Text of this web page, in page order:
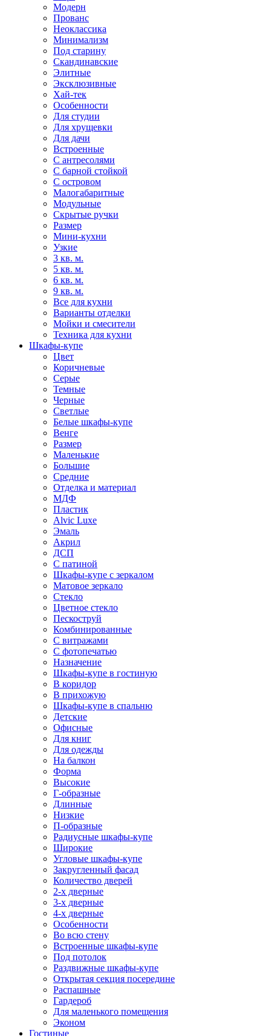
Модерн
Прованс
Неоклассика
Минимализм
Под старину
Скандинавские
Элитные
Эксклюзивные
Хай-тек
Особенности
Для студии
Для хрущевки
Для дачи
Встроенные
С антресолями
С барной стойкой
С островом
Малогабаритные
Модульные
Скрытые ручки
Размер
Мини-кухни
Узкие
3 кв. м.
5 кв. м.
6 кв. м.
9 кв. м.
Все для кухни
Варианты отделки
Мойки и смесители
Техника для кухни
Шкафы-купе
Цвет
Коричневые
Серые
Темные
Черные
Светлые
Белые шкафы-купе
Венге
Размер
Маленькие
Большие
Средние
Отделка и материал
МДФ
Пластик
Alvic Luxe
Эмаль
Акрил
ДСП
С патиной
Шкафы-купе с зеркалом
Матовое зеркало
Стекло
Цветное стекло
Пескоструй
Комбинированные
С витражами
С фотопечатью
Назначение
Шкафы-купе в гостиную
В коридор
В прихожую
Шкафы-купе в спальню
Детские
Офисные
Для книг
Для одежды
На балкон
Форма
Высокие
Г-образные
Длинные
Низкие
П-образные
Радиусные шкафы-купе
Широкие
Угловые шкафы-купе
Закругленный фасад
Количество дверей
2-х дверные
3-х дверные
4-х дверные
Особенности
Во всю стену
Встроенные шкафы-купе
Под потолок
Раздвижные шкафы-купе
Открытая секция посередине
Распашные
Гардероб
Для маленького помещения
Эконом
Гостиные